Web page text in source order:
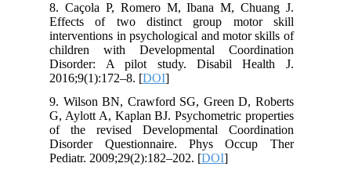
8. Caçola P, Romero M, Ibana M, Chuang J.
Effects of two distinct group motor skill
interventions in psychological and motor skills of
children with Developmental Coordination
Disorder: A pilot study. Disabil Health J.
2016;9(1):172–8. [DOI
9. Wilson BN, Crawford SG, Green D, Roberts
G, Aylott A, Kaplan BJ. Psychometric properties
of the revised Developmental Coordination
Disorder Questionnaire. Phys Occup Ther
Pediatr. 2009;29(2):182–202. [DOI